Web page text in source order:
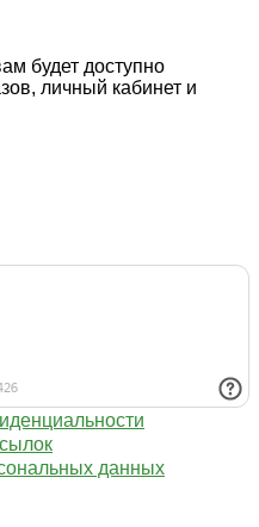
будет доступно
личный кабинет и
данных